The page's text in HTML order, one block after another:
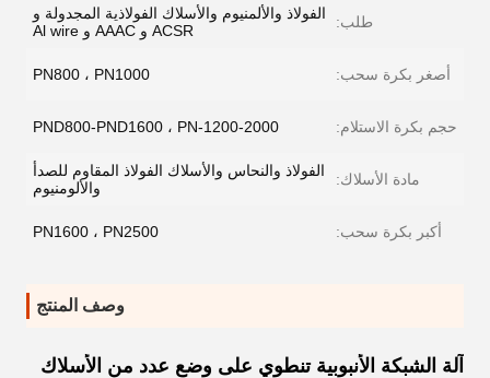
طلب:
الفولاذ والألمنيوم والأسلاك الفولاذية المجدولة و
ACSR و AAAC و Al wire
أصغر بكرة سحب: PN800 ، PN1000
حجم بكرة الاستلام: PND800-PND1600 ، PN-1200-2000
مادة الأسلاك:
الفولاذ والنحاس والأسلاك الفولاذ المقاوم للصدأ
والألومنيوم
أكبر بكرة سحب: PN1600 ، PN2500
وصف المنتج
آلة الشبكة الأنبوبية تنطوي على وضع عدد من الأسلاك